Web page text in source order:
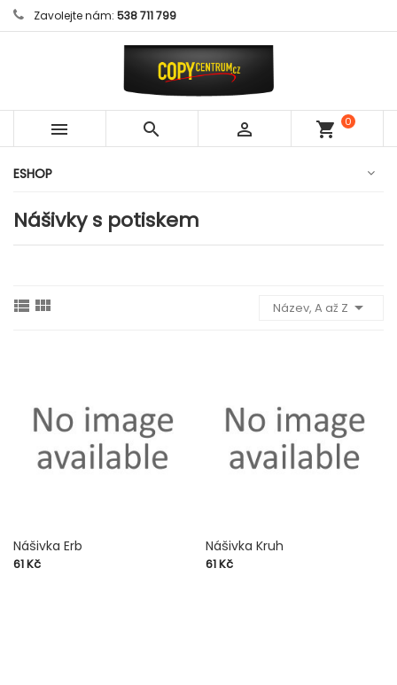
Zavolejte nám: 538 711 799
   shopping_cart
0
ESHOP
Nášivky s potiskem
  Název, A až Z 
Nášivka Erb
Cena
61 Kč
Nášivka Kruh
Cena
61 Kč